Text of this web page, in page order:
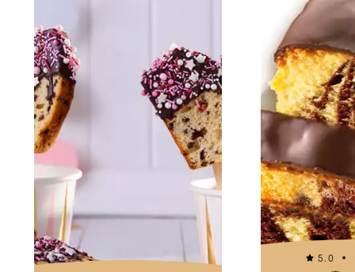
5.0